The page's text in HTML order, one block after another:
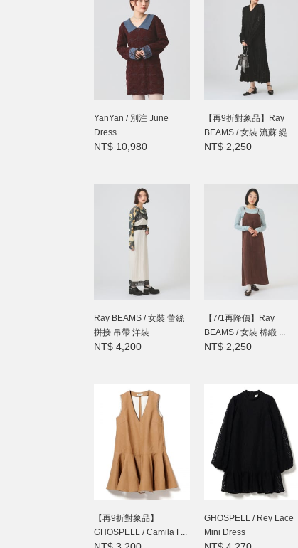
YanYan / 別注 June
Dress
NT$ 10,980
【再9折對象品】Ray
BEAMS / 女裝 流蘇 緹...
NT$ 2,250
Ray BEAMS / 女裝 蕾絲
拼接 吊帶 洋裝
NT$ 4,200
【7/1再降價】Ray
BEAMS / 女裝 棉緞 ...
NT$ 2,250
【再9折對象品】
GHOSPELL / Camila F...
GHOSPELL / Rey Lace
Mini Dress